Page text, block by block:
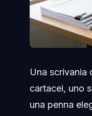
Una scrivania
cartacei, uno
una penna